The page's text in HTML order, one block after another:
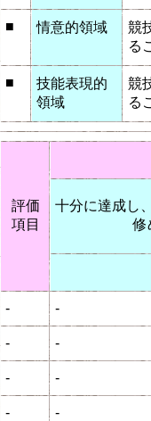
■ 情意的領域
競
る
■
技能表現的
領域
競
る
評価
項目
十分に達成し
修
- -
- -
- -
- -